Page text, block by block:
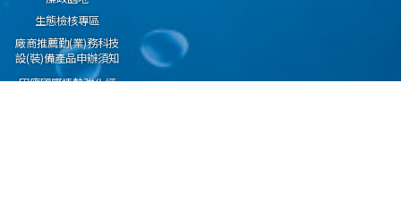
生態檢核專區
廠商推薦勤(業)務科技
設(裝)備產品申辦須知
因應國際情勢強化經